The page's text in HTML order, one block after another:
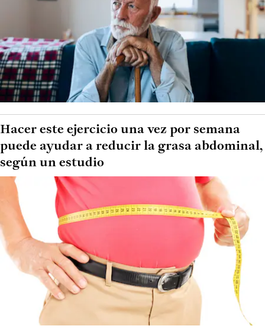
Hacer este ejercicio una vez por semana
puede ayudar a reducir la grasa abdominal,
según un estudio